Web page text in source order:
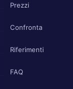
Prezzi
Confronta
Riferimenti
FAQ